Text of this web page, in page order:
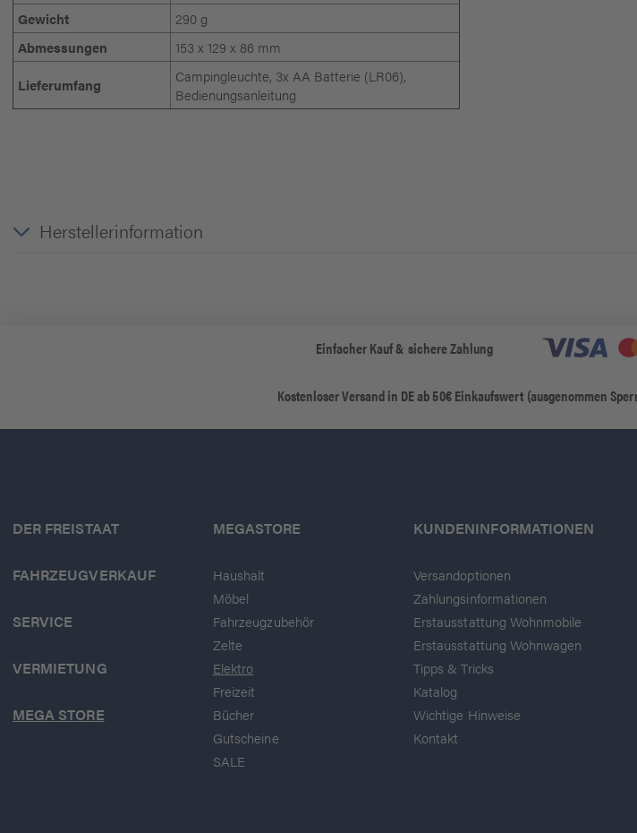
Gewicht
290 g
Abmessungen
153 x 129 x 86 mm
Lieferumfang
Campingleuchte, 3x AA Batterie (LR06),
Bedienungsanleitung
Herstellerinformation
Einfacher Kauf & sichere Zahlung
Kostenloser Versand in DE ab 50€ Einkaufswert (ausgenommen
DER FREISTAAT
FAHRZEUGVERKAUF
SERVICE
VERMIETUNG
MEGA STORE
MEGASTORE
Haushalt
Möbel
Fahrzeugzubehör
Zelte
Elektro
Freizeit
Bücher
Gutscheine
SALE
KUNDENINFORMATIONEN
Versandoptionen
Zahlungsinformationen
Erstausstattung Wohnmobile
Erstausstattung Wohnwagen
Tipps & Tricks
Katalog
Wichtige Hinweise
Kontakt